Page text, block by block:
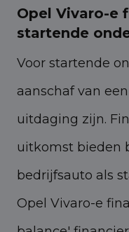
Opel Vivaro-e
startende
Voor startende
aanschaf van
uitdaging zijn.
uitkomst bieden
bedrijfsauto als
Opel Vivaro-e